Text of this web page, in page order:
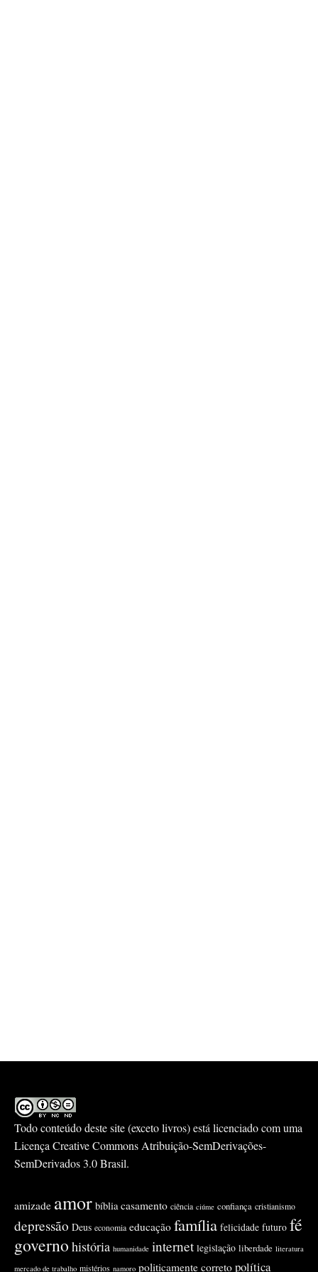
Todo conteúdo deste site (exceto livros) está licenciado com uma
LicençaCreative Commons Atribuição-SemDerivações-
SemDerivados 3.0 Brasil.
amizade amor bíblia casamento ciência ciúme confiança cristianismo
depressão Deus economia educação família felicidade futuro fé
governo história humanidade internet legislação liberdade literatura
mercado de trabalho mistérios namoro politicamente correto política